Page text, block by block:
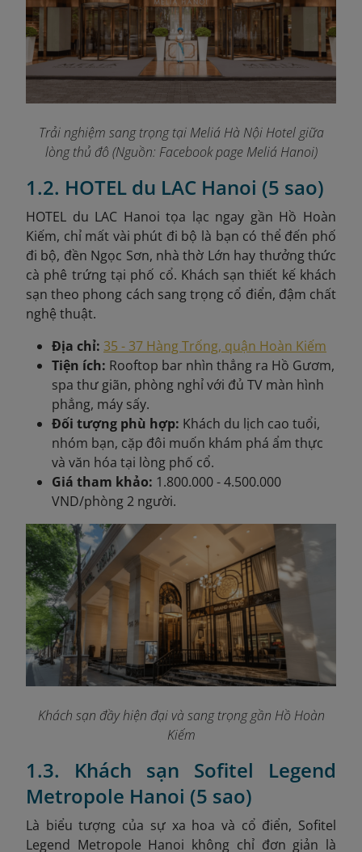
Trải nghiệm sang trọng tại Meliá Hà Nội Hotel giữa
lòng thủ đô (Nguồn: Facebook page Meliá Hanoi)
1.2. HOTEL du LAC Hanoi (5 sao)
HOTEL du LAC Hanoi tọa lạc ngay gần Hồ Hoàn
Kiếm, chỉ mất vài phút đi bộ là bạn có thể đến phố
đi bộ, đền Ngọc Sơn, nhà thờ Lớn hay thưởng thức
cà phê trứng tại phố cổ. Khách sạn thiết kế khách
sạn theo phong cách sang trọng cổ điển, đậm chất
nghệ thuật.
Địa chỉ: 35 - 37 Hàng Trống, quận Hoàn Kiếm
Tiện ích: Rooftop bar nhìn thẳng ra Hồ Gươm,
spa thư giãn, phòng nghỉ với đủ TV màn hình
phẳng, máy sấy.
Đối tượng phù hợp: Khách du lịch cao tuổi,
nhóm bạn, cặp đôi muốn khám phá ẩm thực
và văn hóa tại lòng phố cổ.
Giá tham khảo: 1.800.000 - 4.500.000
VND/phòng 2 người.
Khách sạn đầy hiện đại và sang trọng gần Hồ Hoàn
Kiếm
1.3. Khách sạn Sofitel Legend
Metropole Hanoi (5 sao)
Là biểu tượng của sự xa hoa và cổ điển, Sofitel
Legend Metropole Hanoi không chỉ đơn giản là